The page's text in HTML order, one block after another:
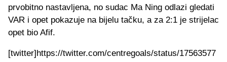
prvobitno nastavljena, no sudac Ma Ning odlazi gledati
VAR i opet pokazuje na bijelu tačku, a za 2:1 je strijelac
opet bio Afif.
[twitter]https://twitter.com/centregoals/status/17563577